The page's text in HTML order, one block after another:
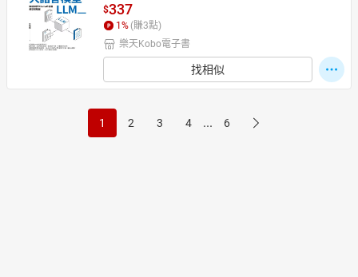
書】
$337
1 % (賺3點)
樂天Kobo電子書
找相似
1 2 3 4 ... 6